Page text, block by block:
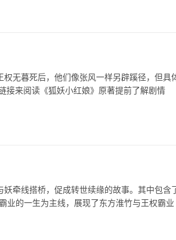
无暮死后，他们像张风一样另辟蹊径，但具
接来阅读《狐妖小红娘》原著提前了解剧情
妖牵线搭桥，促成转世续缘的故事。其中包含
业的一生为主线，展现了东方淮竹与王权霸业